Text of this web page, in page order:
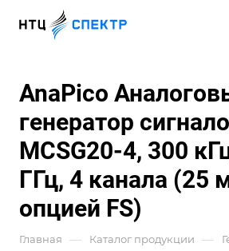
AnaPico
генератор
MCSG20-4, 300
ГГц, 4 канала (25
опцией FS)
Главная — Каталог продукции —